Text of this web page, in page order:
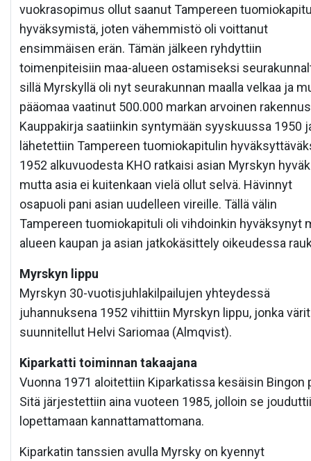
vuokrasopimus ollut saanut Tampereen
hyväksymistä, joten vähemmistö oli voittanut
ensimmäisen erän. Tämän jälkeen ryhdyttiin
toimenpiteisiin maa-alueen ostamiseksi
sillä Myrskyllä oli nyt seurakunnan maalla velkaa ja
pääomaa vaatinut 500.000 markan arvoinen
Kauppakirja saatiinkin syntymään syyskuussa 1950
lähetettiin Tampereen tuomiokapitulin
1952 alkuvuodesta KHO ratkaisi asian Myrskyn
mutta asia ei kuitenkaan vielä ollut selvä. Hävinnyt
osapuoli pani asian uudelleen vireille. Tällä välin
Tampereen tuomiokapituli oli vihdoinkin hyväksynyt
alueen kaupan ja asian jatkokäsittely oikeudessa
Myrskyn lippu
Myrskyn 30-vuotisjuhlakilpailujen yhteydessä
juhannuksena 1952 vihittiin Myrskyn lippu, jonka
suunnitellut Helvi Sariomaa (Almqvist).
Kiparkatti toiminnan takaajana
Vuonna 1971 aloitettiin Kiparkatissa kesäisin Bingon
Sitä järjestettiin aina vuoteen 1985, jolloin se
lopettamaan kannattamattomana.
Kiparkatin tanssien avulla Myrsky on kyennyt